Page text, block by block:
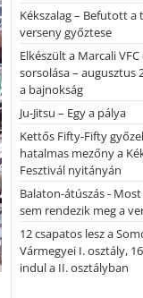
Kékszalag – Befutott a
verseny győztese
Elkészült a Marcali VFC
sorsolása – augusztus
a bajnokság
Ju-Jitsu – Egy a pálya
Kettős Fifty-Fifty
hatalmas mezőny a
Fesztivál nyitányán
Balaton-átúszás -
sem rendezik meg a
12 csapatos lesz a
Vármegyei I. osztály,
indul a II. osztályban